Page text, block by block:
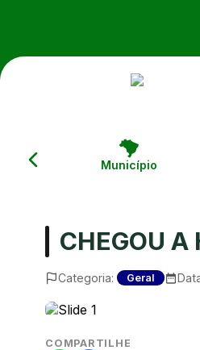
Município
CHEGOU A
Categoria: Geral
COMPARTILHE